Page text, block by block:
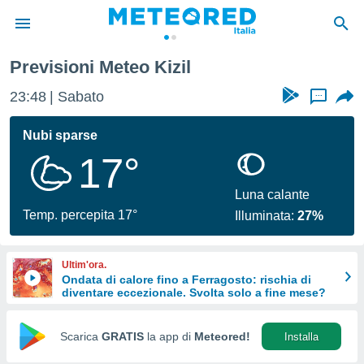
di
per
le
di
Web
Previsioni Meteo Kizil
23:48 Sabato ...
Nubi sparse
17°
Temp. percepita 17°
Luna calante
Illuminata:27%
Ultim'ora.
Ondata di calore fino a Ferragosto: rischia di
diventare eccezionale. Svolta solo a fine mese?
Scarica GRATIS la app di Meteored! Installa